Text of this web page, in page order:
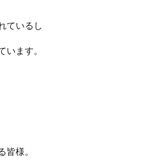
ているし
います。
皆様。